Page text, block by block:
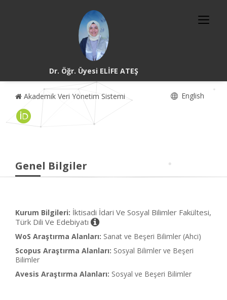
Dr. Öğr. Üyesi ELİFE ATEŞ
Akademik Veri Yönetim Sistemi English
Genel Bilgiler
Kurum Bilgileri: İktisadi İdari Ve Sosyal Bilimler Fakültesi,
Türk Dili Ve Edebiyatı
WoS Araştırma Alanları: Sanat ve Beşeri Bilimler (Ahci)
Scopus Araştırma Alanları: Sosyal Bilimler ve Beşeri
Bilimler
Avesis Araştırma Alanları: Sosyal ve Beşeri Bilimler